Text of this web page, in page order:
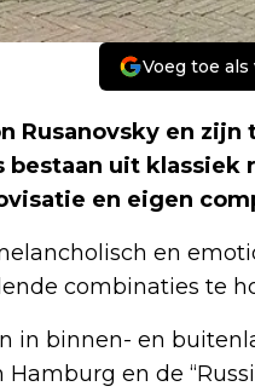
Voeg toe
Rusanovsky en
bestaan uit
en eigen
en
combinaties te
in binnen- en
en de